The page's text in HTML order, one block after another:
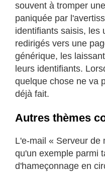
souvent à tromper
paniquée par
identifiants saisis, les
redirigés vers une
générique, les
leurs identifiants.
quelque chose ne va
déjà fait.
Autres thèmes
L'e-mail « Serveur de
qu'un exemple parmi
d'hameçonnage en